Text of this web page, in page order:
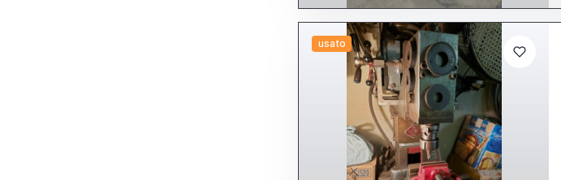
usato